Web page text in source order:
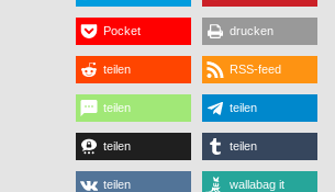
Pocket drucken
teilen RSS-feed
teilen teilen
teilen teilen
teilen wallabag it